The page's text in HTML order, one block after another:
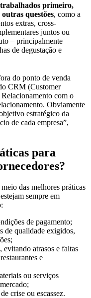
primeiro,
questões, como a
extras, cross-
juntos ou
– principalmente
de degustação e
do ponto de venda
CRM (Customer
com o
Obviamente
estratégico da
de cada empresa”,
para
das melhores práticas
sempre em
de pagamento;
de qualidade exigidos,
atrasos e faltas
e
ou serviços
crise ou escassez.